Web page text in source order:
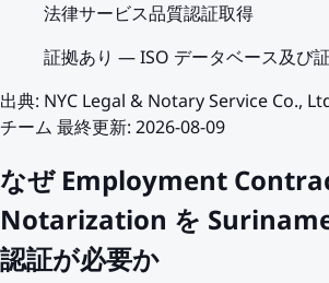
法律サービス品質認証取得
証拠あり —ISO データベース及び
出典: NYC Legal & Notary Service Co.,
チーム 最終更新: 2026-08-09
なぜ Employment
Notarization を
認証が必要か